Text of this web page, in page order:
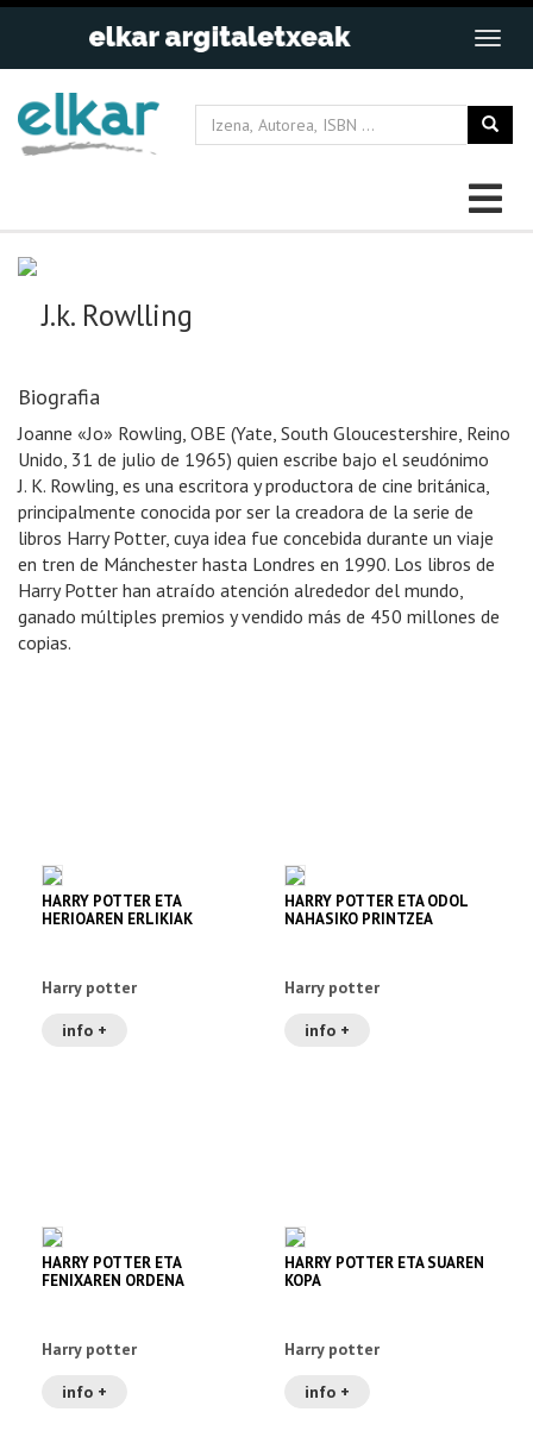
J.k. Rowlling
Biografia
Joanne «Jo» Rowling, OBE (Yate, South Gloucestershire, Reino
Unido, 31 de julio de 1965) quien escribe bajo el seudónimo
J. K. Rowling, es una escritora y productora de cine británica,
principalmente conocida por ser la creadora de la serie de
libros Harry Potter, cuya idea fue concebida durante un viaje
en tren de Mánchester hasta Londres en 1990. Los libros de
Harry Potter han atraído atención alrededor del mundo,
ganado múltiples premios y vendido más de 450 millones de
copias.
HARRY POTTER ETA
HERIOAREN ERLIKIAK
Harry potter
info +
HARRY POTTER ETA ODOL
NAHASIKO PRINTZEA
Harry potter
info +
HARRY POTTER ETA
FENIXAREN ORDENA
Harry potter
info +
HARRY POTTER ETA SUAREN
KOPA
Harry potter
info +